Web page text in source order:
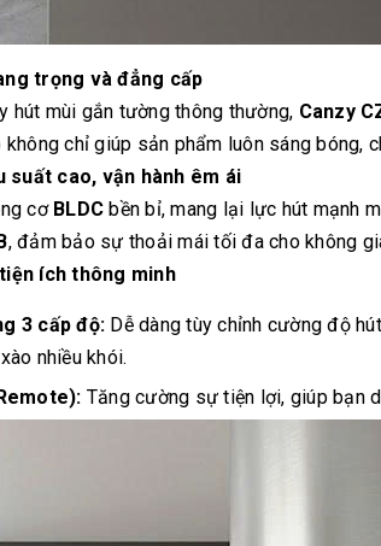
trọng và đẳng cấp
hút mùi gắn tường thông thường, Canzy
chỉ giúp sản phẩm luôn sáng bóng,
suất cao, vận hành êm ái
cơ BLDC bền bỉ, mang lại lực hút mạnh
, đảm bảo sự thoải mái tối đa cho không
ích thông minh
3 cấp độ: Dễ dàng tùy chỉnh cường độ
nhiều khói.
Tăng cường sự tiện lợi, giúp bạn